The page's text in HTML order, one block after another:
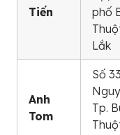
Tiến
phố
Lắk
Anh
Tom
Số 33
Tp.